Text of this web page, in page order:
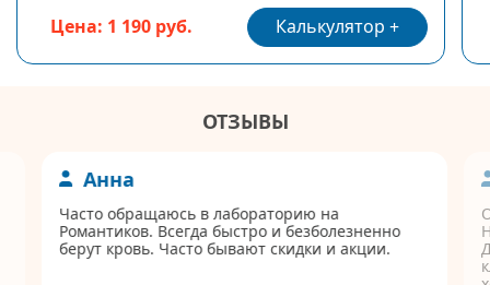
Цена: 1 190 руб. Калькулятор
ОТЗЫВЫ
Анна
Часто обращаюсь в лабораторию на
Романтиков. Всегда быстро и безболезненно
берут кровь. Часто бывают скидки и акции.